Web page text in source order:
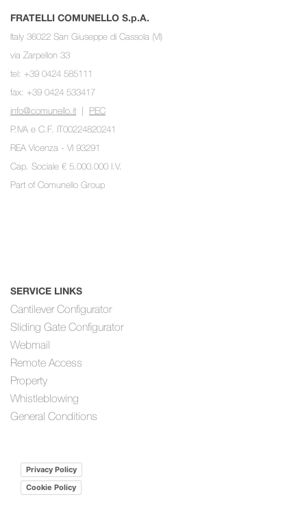
FRATELLI COMUNELLO S.p.A.
Italy 36022 San Giuseppe di Cassola (VI)
via Zarpellon 33
tel: +39 0424 585111
fax: +39 0424 533417
info@comunello.it | PEC
P.IVA e C.F. IT00224820241
REA Vicenza - VI 93291
Cap. Sociale € 5.000.000 I.V.
Part of Comunello Group
SERVICE LINKS
Cantilever Configurator
Sliding Gate Configurator
Webmail
Remote Access
Property
Whistleblowing
General Conditions
Privacy Policy
Cookie Policy